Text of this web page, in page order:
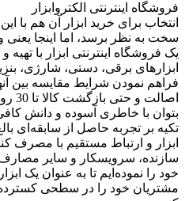
فروشگاه اینترنتی الکتروابزار
انتخاب برای خرید ابزار آن هم با
سخت به نظر برسد، اما اینجا یعنی
یک فروشگاه اینترنتی ابزار با
ابزار‌های برقی، دستی، شارژی،
فراهم نمودن شرایط مقایسه بین
بتوان با خاطری آسوده و دانش کافی
ابزار و ارتباط مستقیم با مصرف
سازنده، سرویسکار و سایر
خود را نموده‌ایم تا به عنوان یک
مشتریان خود را در سطحی